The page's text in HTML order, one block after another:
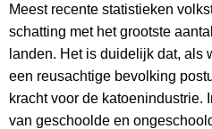
Meest recente statistieken
schatting met het grootste
landen. Het is duidelijk dat, als
een reusachtige bevolking
kracht voor de katoenindustrie.
van geschoolde en